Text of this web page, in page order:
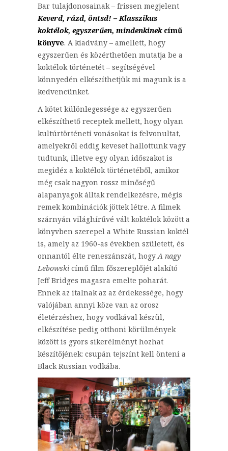
Bar tulajdonosainak – frissen megjelent
Keverd, rázd, öntsd! – Klasszikus
koktélok, egyszerűen, mindenkinekcímű
könyve. A kiadvány – amellett, hogy
egyszerűen és közérthetően mutatja be a
koktélok történetét – segítségével
könnyedén elkészíthetjük mi magunk is a
kedvencünket.
A kötet különlegessége az egyszerűen
elkészíthető receptek mellett, hogy olyan
kultúrtörténeti vonásokat is felvonultat,
amelyekről eddig keveset hallottunk vagy
tudtunk, illetve egy olyan időszakot is
megidéz a koktélok történetéből, amikor
még csak nagyon rossz minőségű
alapanyagok álltak rendelkezésre, mégis
remek kombinációk jöttek létre. A filmek
szárnyán világhírűvé vált koktélok között a
könyvben szerepel a White Russian koktél
is, amely az 1960-as években született, és
onnantól élte reneszánszát, hogyA nagy
Lebowski című film főszereplőjét alakító
Jeff Bridges magasra emelte poharát.
Ennek az italnak az az érdekessége, hogy
valójában annyi köze van az orosz
életérzéshez, hogy vodkával készül,
elkészítése pedig otthoni körülmények
között is gyors sikerélményt hozhat
készítőjének: csupán tejszínt kell önteni a
Black Russian vodkába.